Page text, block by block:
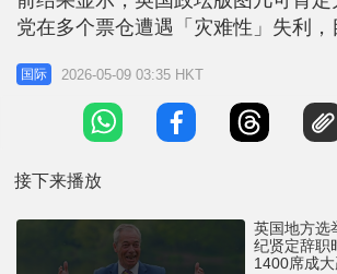
党在多个票仓遭遇「灾难性」失利
逾1000个席位。相比之下，由法拉
Farage）领导的改革党（Reform
连在多个选区报捷，新增1200多个
会控制权，包括伦敦部分地区和大曼
国际 2026-05-09 03:35 HKT
接下来播放
英国地方选
纪贤定辞职
1400席成